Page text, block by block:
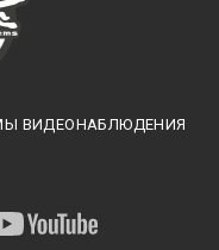
ВИДЕОНАБЛЮДЕНИЯ